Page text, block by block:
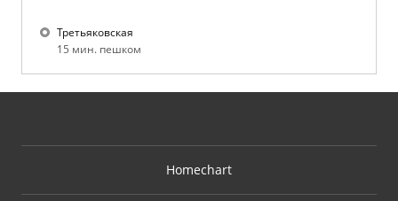
Третьяковская
15 мин. пешком
Homechart